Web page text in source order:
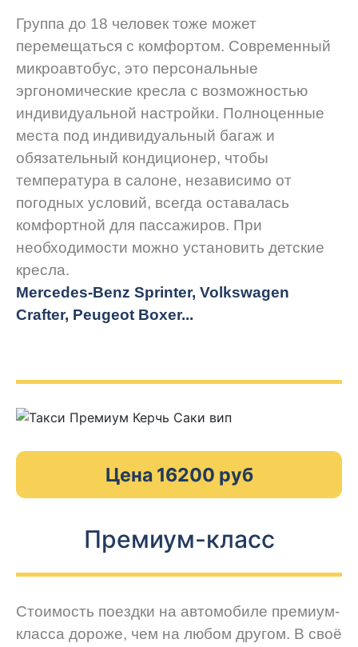
Группа до 18 человек тоже может
перемещаться с комфортом. Современный
микроавтобус, это персональные
эргономические кресла с возможностью
индивидуальной настройки. Полноценные
места под индивидуальный багаж и
обязательный кондиционер, чтобы
температура в салоне, независимо от
погодных условий, всегда оставалась
комфортной для пассажиров. При
необходимости можно установить детские
кресла.
Mercedes-Benz Sprinter, Volkswagen
Crafter, Peugeot Boxer...
Цена 16200 руб
Премиум-класс
Стоимость поездки на автомобиле премиум-
класса дороже, чем на любом другом. В своё